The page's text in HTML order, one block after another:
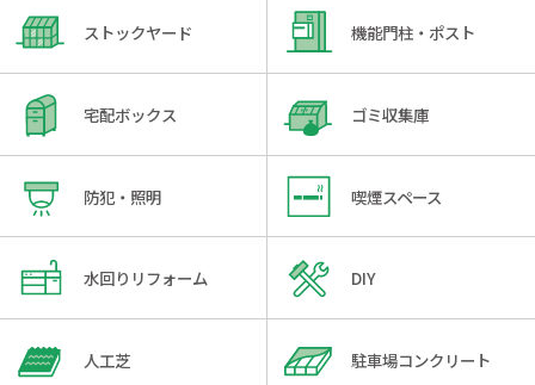
ストックヤード 機能門柱・ポスト
宅配ボックス ゴミ収集庫
防犯・照明 喫煙スペース
水回りリフォーム DIY
人工芝 駐車場コンクリート